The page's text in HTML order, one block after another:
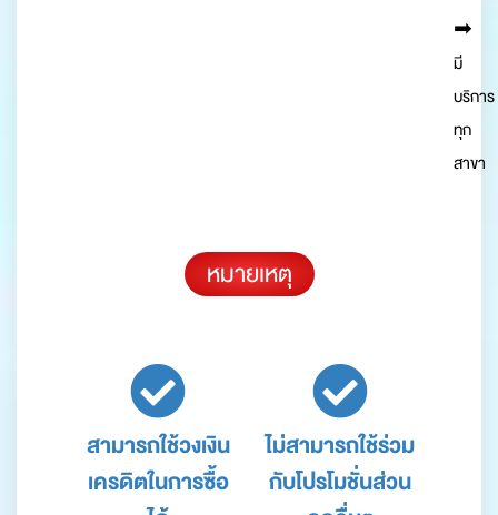
➡︎
มี
บริการ
ทุก
สาขา
หมายเหตุ
สามารถใช้วงเงิน
เครดิตในการซื้อ
ไม่สามารถใช้ร่วม
กับโปรโมชั่นส่วน